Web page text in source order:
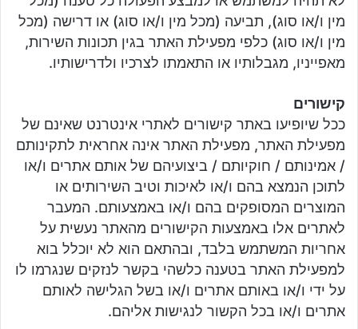
מין ו/או סוג), תביעה (מכל מין ו/או סוג) או דרישה (מכל
מין ו/או סוג) כלפי מפעילת האתר בגין תכונות השירות,
מאפייניו, מגבלותיו או התאמתו לצרכיו ולדרישותיו.
קישורים
ככל שיופיעו באתר קישורים לאתרי אינטרנט שאינם של
מפעילת האתר, מפעילת האתר אינה אחראית לתקינותם
/ אמינותם / חוקיותם / ביצועיהם של אותם אתרים ו/או
לתוכן הנמצא בהם ו/או לאיכות וטיב השירותים או
המוצרים המסופקים בהם ו/או באמצעותם. המעבר
לאתרים אלו באמצעות הקישורים מהאתר נעשית על
אחריות המשתמש בלבד, ובהתאם הוא לא יוכלל בוא
למפעילת האתר בטענה כלשהי בקשר לנזקים שנגרמו לו
על ידי ו/או באותם אתרים ו/או בשל הגלישה לאותם
אתרים ו/או בכל הקשור לנגישות אליהם.